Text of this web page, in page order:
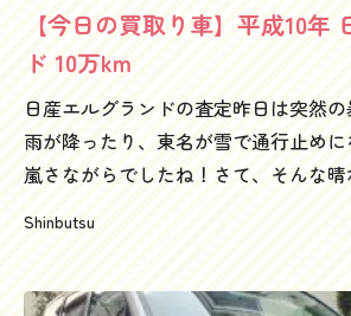
GOOD！どなたか欲しい方いました
す。サーファー車としても、山車とし
らしい感じがわかる方。至急連絡くだ
ーの査定は、違いの分かるハッピーカ
イヤル 0120-505-289
【今日の買取り車】平成10年
ド 10万km
日産エルグランドの査定昨日は突然の
雨が降ったり、東名が雪で通行止め
嵐さながらでしたね！さて、そんな
車が日産エルグランドです。さすが
て、年式とグレード、走行距離によ
Shinbutsu